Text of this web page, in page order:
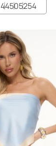
44505254